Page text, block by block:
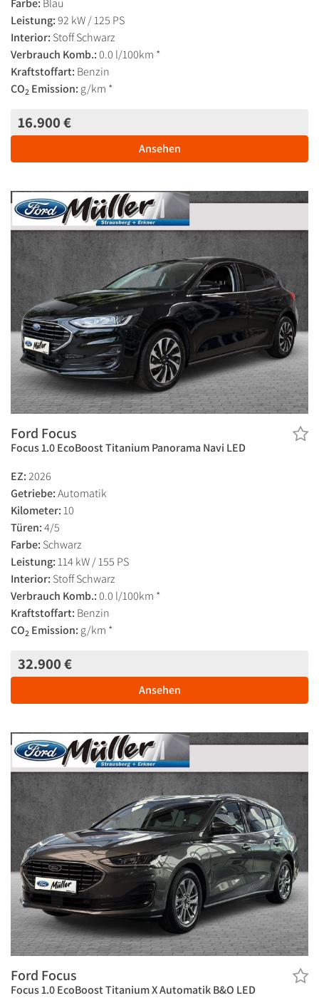
Leistung:92 kW / 125 PS
Interior: Stoff Schwarz
Verbrauch Komb.:0.0 l/100km *
Kraftstoffart: Benzin
CO2 Emission: g/km *
16.900 €
Ansehen
Ford Focus
Focus 1.0 EcoBoost Titanium Panorama Navi LED
EZ:2026
Getriebe:Automatik
Kilometer: 10
Türen:4/5
Farbe: Schwarz
Leistung: 114 kW / 155 PS
Interior: Stoff Schwarz
Verbrauch Komb.:0.0 l/100km *
Kraftstoffart: Benzin
CO2 Emission: g/km *
32.900 €
Ansehen
Ford Focus
Focus 1.0 EcoBoost Titanium X Automatik B&O LED